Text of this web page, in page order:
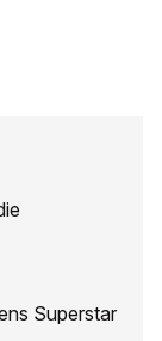
Superstar